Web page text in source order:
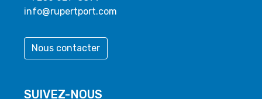
info@rupertport.com
Nous contacter
SUIVEZ-NOUS